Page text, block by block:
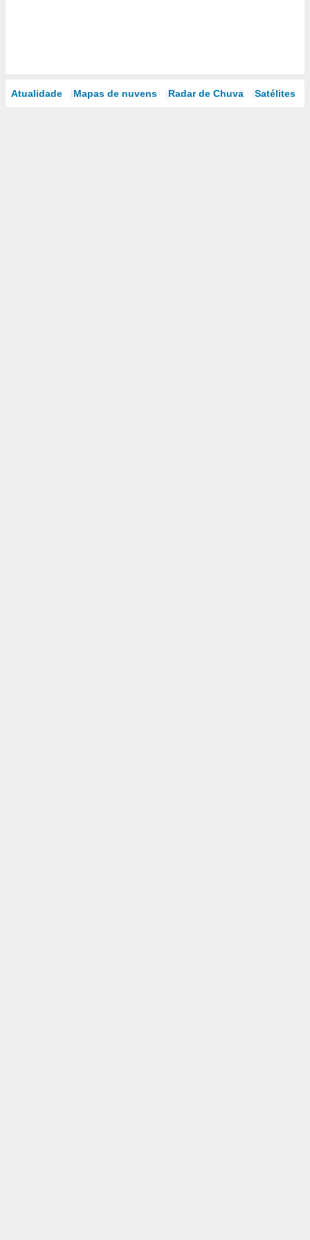
Atualidade Mapas de nuvens Radar de Chuva Satélites